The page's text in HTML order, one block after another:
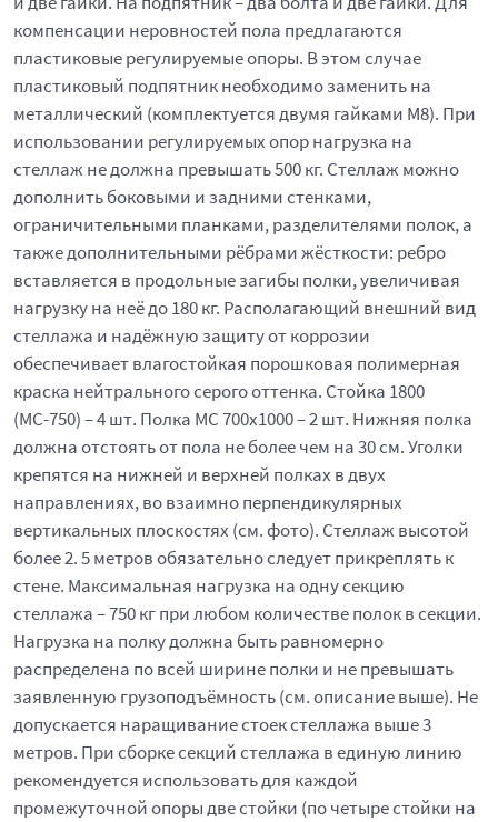
компенсации неровностей пола предлагаются
пластиковые регулируемые опоры. В этом случае
пластиковый подпятник необходимо заменить на
металлический (комплектуется двумя гайками М8). При
использовании регулируемых опор нагрузка на
стеллаж не должна превышать 500 кг. Стеллаж можно
дополнить боковыми и задними стенками,
ограничительными планками, разделителями полок, а
также дополнительными рёбрами жёсткости: ребро
вставляется в продольные загибы полки, увеличивая
нагрузку на неё до 180 кг. Располагающий внешний вид
стеллажа и надёжную защиту от коррозии
обеспечивает влагостойкая порошковая полимерная
краска нейтрального серого оттенка. Стойка 1800
(МС-750) – 4 шт. Полка МС 700x1000 – 2 шт. Нижняя полка
должна отстоять от пола не более чем на 30 см. Уголки
крепятся на нижней и верхней полках в двух
направлениях, во взаимно перпендикулярных
вертикальных плоскостях (см. фото). Стеллаж высотой
более 2. 5 метров обязательно следует прикреплять к
стене. Максимальная нагрузка на одну секцию
стеллажа – 750 кг при любом количестве полок в секции.
Нагрузка на полку должна быть равномерно
распределена по всей ширине полки и не превышать
заявленную грузоподъёмность (см. описание выше). Не
допускается наращивание стоек стеллажа выше 3
метров. При сборке секций стеллажа в единую линию
рекомендуется использовать для каждой
промежуточной опоры две стойки (по четыре стойки на